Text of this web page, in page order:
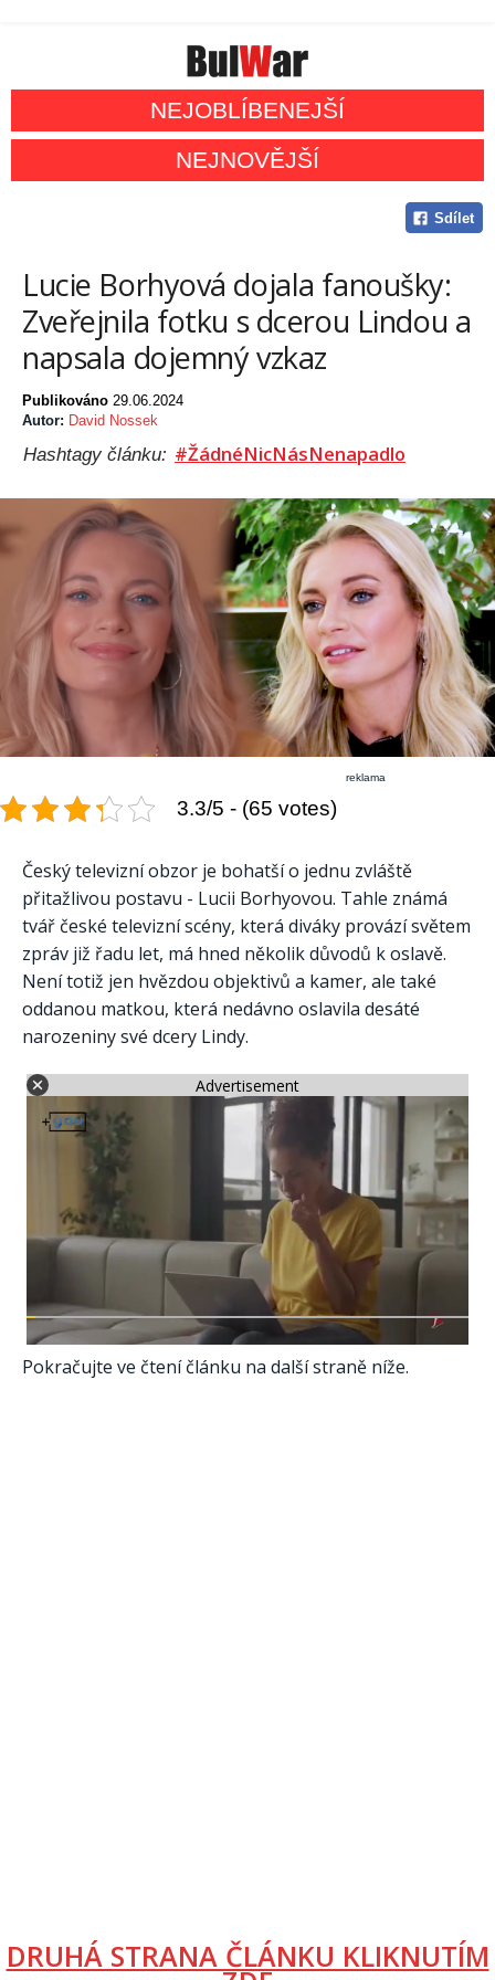
NEJOBLÍBENEJŠÍ
NEJNOVĚJŠÍ
Sdílet
Lucie Borhyová dojala fanoušky:
Zveřejnila fotku s dcerou Lindou a
napsala dojemný vzkaz
Publikováno 29.06.2024
Autor: David Nossek
Hashtagy článku: #ŽádnéNicNásNenapadlo
reklama
3.3/5 - (65 votes)
Český televizní obzor je bohatší o jednu zvláště
přitažlivou postavu - Lucii Borhyovou. Tahle známá
tvář české televizní scény, která diváky provází světem
zpráv již řadu let, má hned několik důvodů k oslavě.
Není totiž jen hvězdou objektivů a kamer, ale také
oddanou matkou, která nedávno oslavila desáté
narozeniny své dcery Lindy.
Advertisement
Pokračujte ve čtení článku na další straně níže.
DRUHÁ STRANA ČLÁNKU KLIKNUTÍM